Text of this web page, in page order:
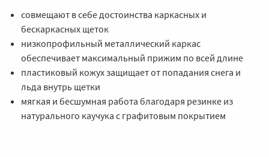
совмещают в себе достоинства каркасных и
бескаркасных щеток
низкопрофильный металлический каркас
обеспечивает максимальный прижим по всей длине
пластиковый кожух защищает от попадания снега и
льда внутрь щетки
мягкая и бесшумная работа благодаря резинке из
натурального каучука с графитовым покрытием